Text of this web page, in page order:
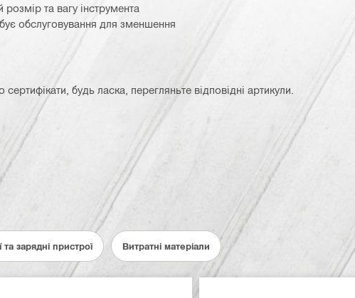
та вагу інструмента
обслуговування для зменшення
будь ласка, перегляньте відповідні артикули.
та зарядні пристрої Витратні матеріали